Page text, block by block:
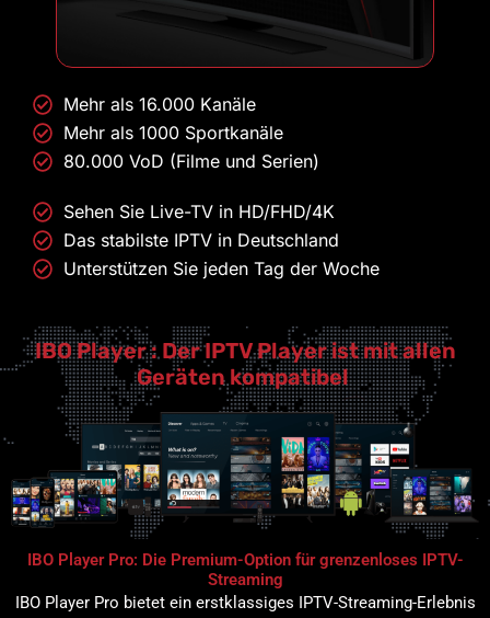
Mehr als 16.000 Kanäle
Mehr als 1000 Sportkanäle
80.000 VoD (Filme und Serien)
Sehen Sie Live-TV in HD/FHD/4K
Das stabilste IPTV in Deutschland
Unterstützen Sie jeden Tag der Woche
IBO Player : Der IPTV Player ist mit allen
Geräten kompatibel
IBO Player Pro: Die Premium-Option für grenzenloses IPTV-
Streaming
IBO Player Pro bietet ein erstklassiges IPTV-Streaming-Erlebnis